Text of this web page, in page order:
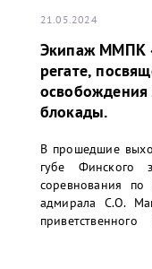
21.05.2024
Экипаж ММПК
регате,
освобождения
блокады.
В прошедшие
губе Финского
соревнования по
адмирала С.О.
Олеговича.